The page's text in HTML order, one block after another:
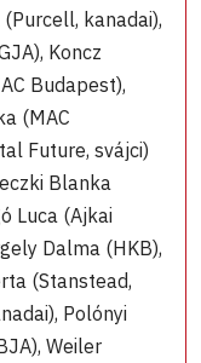
kanadai),
Koncz
Budapest),
(MAC
Future, svájci)
Blanka
Luca (Ajkai
Dalma (HKB),
(Stanstead,
Polónyi
Weiler